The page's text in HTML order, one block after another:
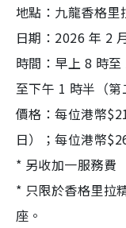
地點：九龍香格里
日期：2026 年 2
時間：早上 8 時
至下午 1 時半（
價格：每位港幣
日）；每位港幣
* 另收加一服務費
* 只限於香格里拉
座。